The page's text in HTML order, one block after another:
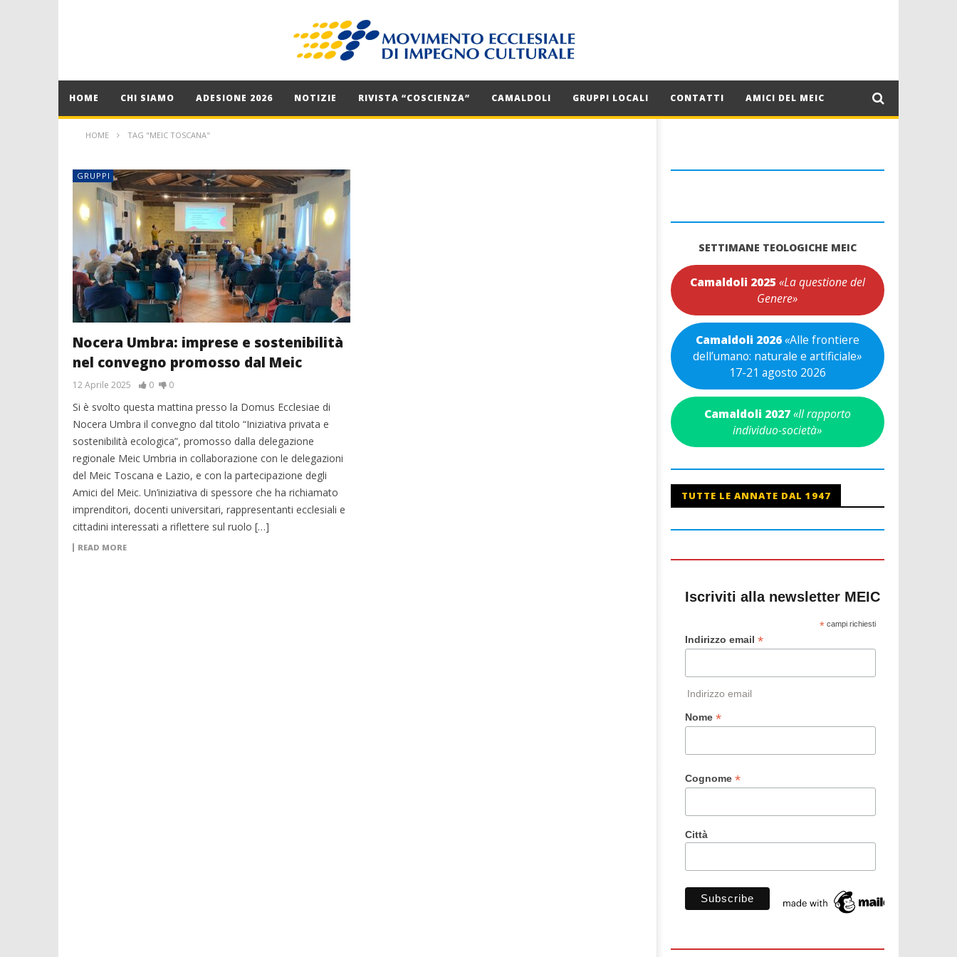
HOME CHI SIAMO ADESIONE 2026 NOTIZIE RIVISTA “COSCIENZA” CAMALDOLI GRUPPI LOCALI CONTATTI AMICI DEL MEIC
HOME TAG "MEIC TOSCANA"
GRUPPI
Nocera Umbra: imprese e sostenibilità
nel convegno promosso dal Meic
12 Aprile 2025 0 0
Si è svolto questa mattina presso la Domus Ecclesiae di
Nocera Umbra il convegno dal titolo “Iniziativa privata e
sostenibilità ecologica”, promosso dalla delegazione
regionale Meic Umbria in collaborazione con le delegazioni
del Meic Toscana e Lazio, e con la partecipazione degli
Amici del Meic. Un’iniziativa di spessore che ha richiamato
imprenditori, docenti universitari, rappresentanti ecclesiali e
cittadini interessati a riflettere sul ruolo […]
READ MORE
SETTIMANE TEOLOGICHE MEIC
Camaldoli 2025 «La questione del
Genere»
Camaldoli 2026«Alle frontiere
dell’umano: naturale e artificiale»
17-21 agosto 2026
Camaldoli 2027 «Il rapporto
individuo-società»
TUTTE LE ANNATE DAL 1947
Iscriviti alla newsletter MEIC
* campi richiesti
Indirizzo email *
Indirizzo email
Nome *
Cognome *
Città